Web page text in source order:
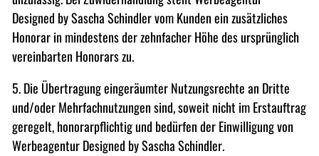
Designed by Sascha Schindler vom Kunden ein zusätzliches
Honorar in mindestens der zehnfacher Höhe des ursprünglich
vereinbarten Honorars zu.
5. Die Übertragung eingeräumter Nutzungsrechte an Dritte
und/oder Mehrfachnutzungen sind, soweit nicht im Erstauftrag
geregelt, honorarpflichtig und bedürfen der Einwilligung von
Werbeagentur Designed by Sascha Schindler.